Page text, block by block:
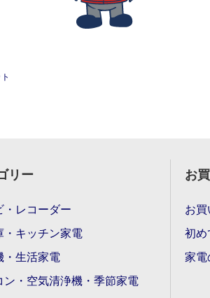
リー
・レコーダー
・キッチン家電
・生活家電
ン・空気清浄機・季節家電
お
お買
初め
家電